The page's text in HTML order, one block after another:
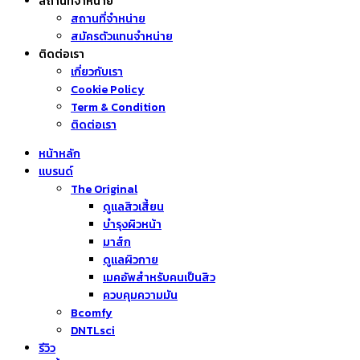
สถานที่จำหน่าย
สมัครตัวแทนจำหน่าย
ติดต่อเรา
เกี่ยวกับเรา
Cookie Policy
Term & Condition
ติดต่อเรา
หน้าหลัก
แบรนด์
The Original
ดูแลสิวเสี้ยน
บำรุงผิวหน้า
มาส์ก
ดูแลผิวกาย
เมคอัพสำหรับคนเป็นสิว
ควบคุมความมัน
Bcomfy
DNTLsci
รีวิว